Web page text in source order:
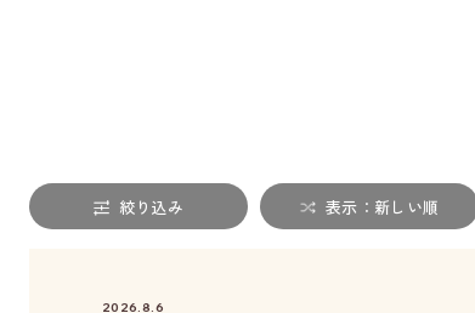
絞り込み 表示：新しい順
2026.8.6